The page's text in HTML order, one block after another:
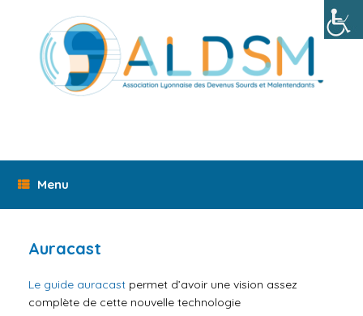
Menu
Auracast
Le guide auracast permet d’avoir une vision assez
complète de cette nouvelle technologie